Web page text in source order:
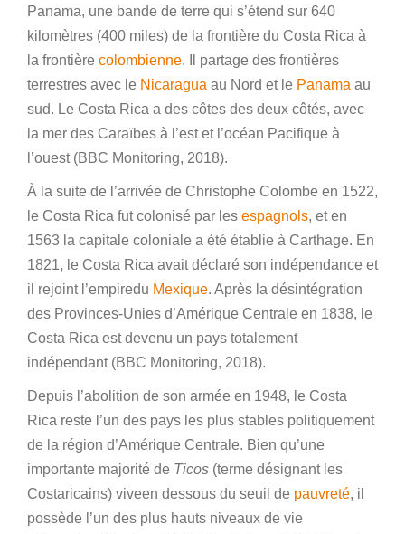
Panama, une bande de terre qui s’étend sur 640
kilomètres (400 miles) de la frontière du Costa Rica à
la frontière colombienne. Il partage des frontières
terrestres avec le Nicaragua au Nord et le Panama au
sud. Le Costa Rica a des côtes des deux côtés, avec
la mer des Caraïbes à l’est et l’océan Pacifique à
l’ouest (BBC Monitoring, 2018).
À la suite de l’arrivée de Christophe Colombe en 1522,
le Costa Rica fut colonisé par les espagnols, et en
1563 la capitale coloniale a été établie à Carthage. En
1821, le Costa Rica avait déclaré son indépendance et
il rejoint l’empiredu Mexique. Après la désintégration
des Provinces-Unies d’Amérique Centrale en 1838, le
Costa Rica est devenu un pays totalement
indépendant (BBC Monitoring, 2018).
Depuis l’abolition de son armée en 1948, le Costa
Rica reste l’un des pays les plus stables politiquement
de la région d’Amérique Centrale. Bien qu’une
importante majorité de Ticos (terme désignant les
Costaricains) viveen dessous du seuil de pauvreté, il
possède l’un des plus hauts niveaux de vie